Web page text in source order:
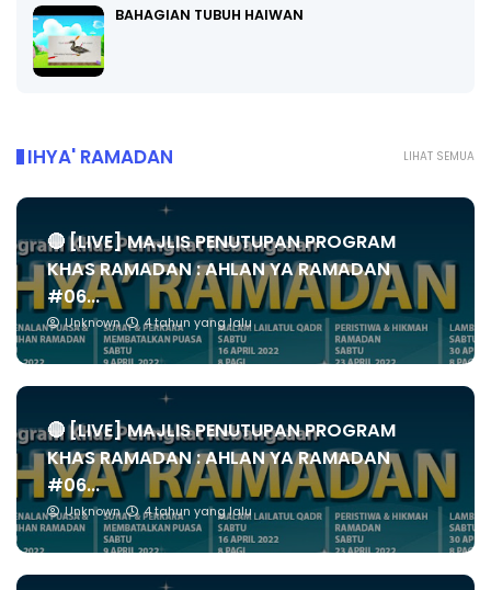
BAHAGIAN TUBUH HAIWAN
LIHAT SEMUA
IHYA' RAMADAN
🔴 [LIVE] MAJLIS PENUTUPAN PROGRAM
KHAS RAMADAN : AHLAN YA RAMADAN
#06...
Unknown 4 tahun yang lalu
🔴 [LIVE] MAJLIS PENUTUPAN PROGRAM
KHAS RAMADAN : AHLAN YA RAMADAN
#06...
Unknown 4 tahun yang lalu